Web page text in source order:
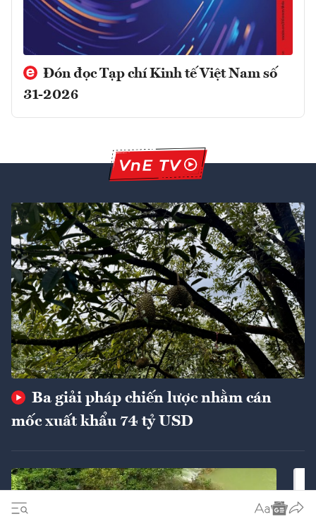
Đón đọc Tạp chí Kinh tế Việt Nam số
31-2026
Ba giải pháp chiến lược nhằm cán
mốc xuất khẩu 74 tỷ USD